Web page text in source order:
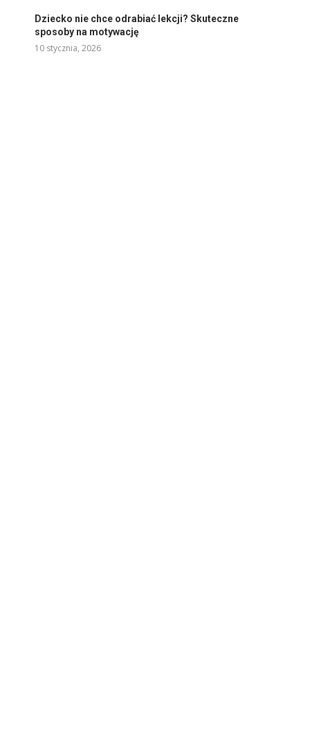
Dziecko nie chce odrabiać lekcji? Skuteczne
sposoby na motywację
10 stycznia, 2026